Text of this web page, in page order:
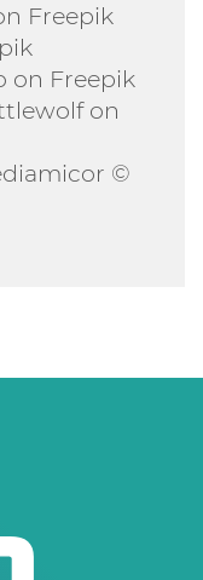
Freepik
on Freepik
on
©